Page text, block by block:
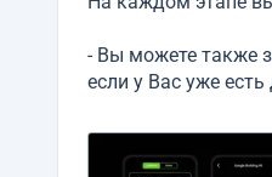
- Вы можете также
если у Вас уже есть